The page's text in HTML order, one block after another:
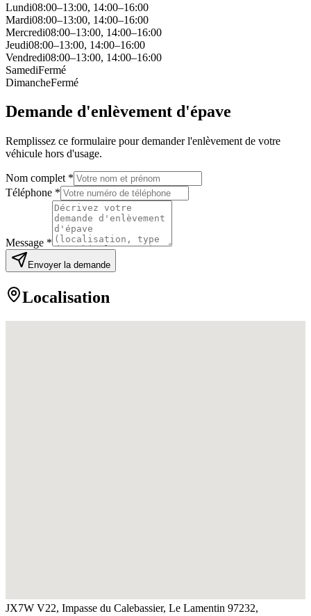
Lundi08:00–13:00, 14:00–16:00
Mardi08:00–13:00, 14:00–16:00
Mercredi08:00–13:00, 14:00–16:00
Jeudi08:00–13:00, 14:00–16:00
Vendredi08:00–13:00, 14:00–16:00
SamediFermé
DimancheFermé
Demande d'enlèvement d'épave
Remplissez ce formulaire pour demander l'enlèvement de votre
véhicule hors d'usage.
Nom complet *
Téléphone *
Message *
Envoyer la demande
Localisation
JX7W V22, Impasse du Calebassier, Le Lamentin 97232,